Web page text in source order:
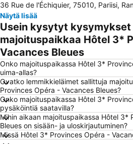
Gare de Lyon
Louvre
3rd district Temple
Les Halles
8th district Élysée
7th
Notre-Dame Cathedral
10th
11th district Popincourt
Les
Charles de Gaulle - Étoile Metro Station
2nd district la Bourse
La
Bercy
36 Rue de l'Échiquier, 75010, Pariisi,
Näytä lisää
Usein kysytyt kysymykset
majoituspaikkaa Hôtel 3*
Vacances Bleues
Onko majoituspaikassa Hôtel 3*
uima-allas?
Ovatko lemmikkieläimet sallittuja
Provinces Opéra - Vacances Bleues?
Onko majoituspaikassa Hôtel 3*
pysäköintiä saatavilla?
Mihin aikaan majoituspaikassa Hôtel 3*
Bleues on sisään- ja uloskirjautuminen?
Missä Hôtel 3* Provinces Opéra -